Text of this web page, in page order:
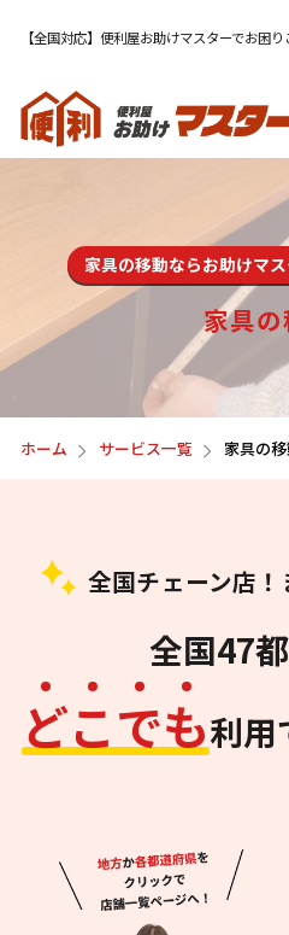
【全国対応】便利屋お助けマスターでお困り
家具の移動ならお助けマ
家具
ホーム サービス一覧 家具の
全国チェーン店
全国47
どこでも利用